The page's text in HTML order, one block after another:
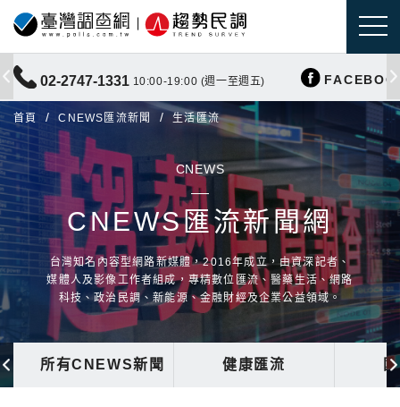
02-2747-1331 10:00-19:00 (週一至週五)
首頁 CNEWS匯流新聞 生活匯流
CNEWS
CNEWS匯流新聞網
台灣知名內容型網路新媒體，2016年成立，由資深記者、
媒體人及影像工作者組成，專精數位匯流、醫藥生活、網路
科技、政治民調、新能源、金融財經及企業公益領域。
所有CNEWS新聞 健康匯流